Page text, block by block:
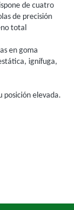
de cuatro
de precisión
total
en goma
ignífuga,
posición elevada.